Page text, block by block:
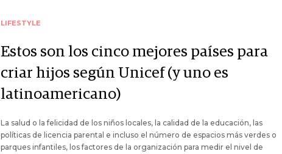
LIFESTYLE
Estos son los cinco mejores países para
criar hijos según Unicef (y uno es
latinoamericano)
La salud o la felicidad de los niños locales, la calidad de la educación, las
políticas de licencia parental e incluso el número de espacios más verdes o
parques infantiles, los factores de la organización para medir el nivel de